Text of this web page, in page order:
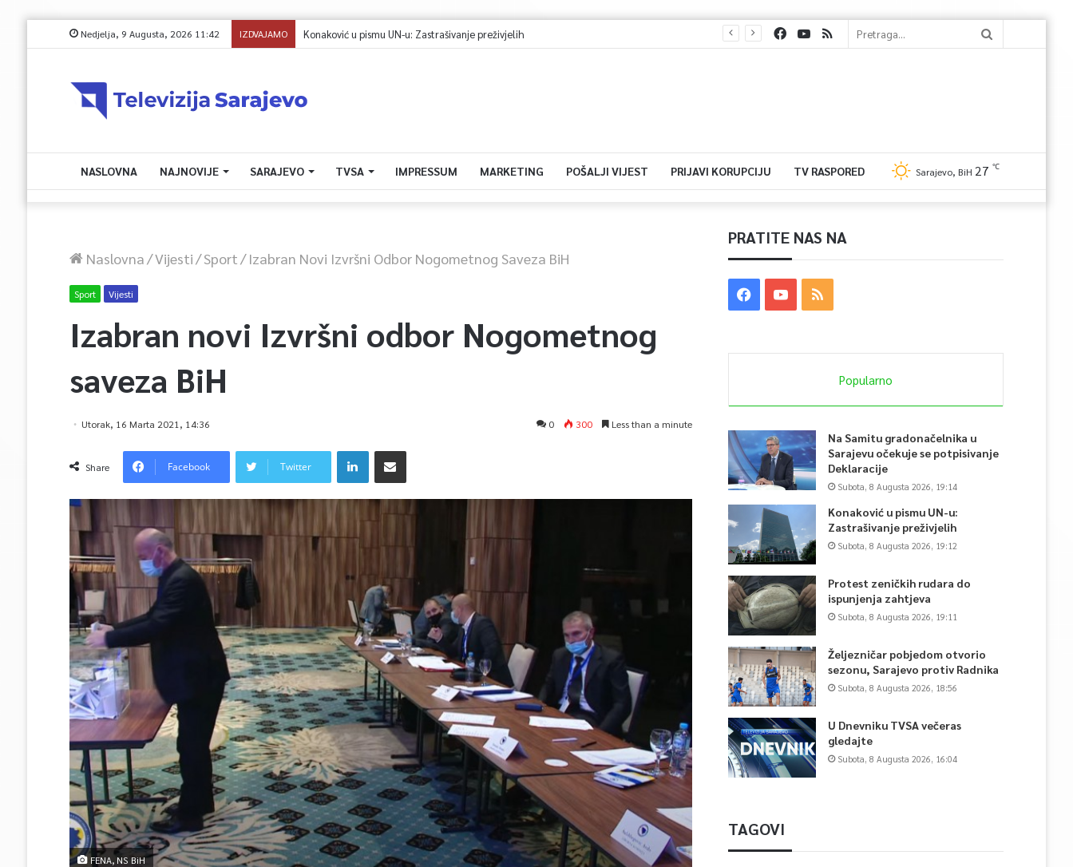
Nedjelja, 9 Augusta, 2026 11:42 IZDVAJAMO Konaković u pismu UN-u: Zastrašivanje preživjelih
NASLOVNA NAJNOVIJE SARAJEVO TVSA IMPRESSUM MARKETING POŠALJI VIJEST PRIJAVI KORUPCIJU TV RASPORED Sarajevo, BiH 27 ℃
Naslovna/Vijesti/Sport/ Izabran Novi Izvršni Odbor Nogometnog Saveza BiH
Sport Vijesti
Izabran novi Izvršni odbor Nogometnog
saveza BiH
Utorak, 16 Marta 2021, 14:36 0 300 Less than a minute
Share Facebook Twitter
FENA, NS BiH
PRATITE NAS NA
Popularno
Na Samitu gradonačelnika u
Sarajevu očekuje se potpisivanje
Deklaracije
Subota, 8 Augusta 2026, 19:14
Konaković u pismu UN-u:
Zastrašivanje preživjelih
Subota, 8 Augusta 2026, 19:12
Protest zeničkih rudara do
ispunjenja zahtjeva
Subota, 8 Augusta 2026, 19:11
Željezničar pobjedom otvorio
sezonu, Sarajevo protiv Radnika
Subota, 8 Augusta 2026, 18:56
U Dnevniku TVSA večeras
gledajte
Subota, 8 Augusta 2026, 16:04
TAGOVI